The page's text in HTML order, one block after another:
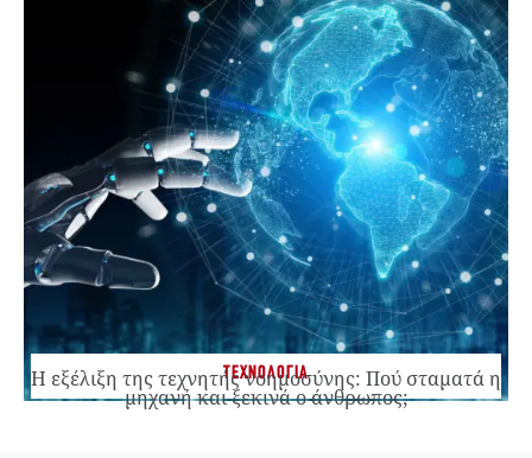
ΤΕΧΝΟΛΟΓΙΑ
Η εξέλιξη της τεχνητής νοημοσύνης: Πού σταματά η
μηχανή και ξεκινά ο άνθρωπος;